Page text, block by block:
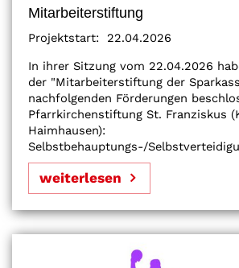
Mitarbeiterstiftung
Projektstart:
22.04.2026
In ihrer Sitzung vom 22.04.2026
der "Mitarbeiterstiftung der
nachfolgenden Förderungen
Pfarrkirchenstiftung St. Franziskus
Haimhausen):
Selbstbehauptungs-/
weiterlesen